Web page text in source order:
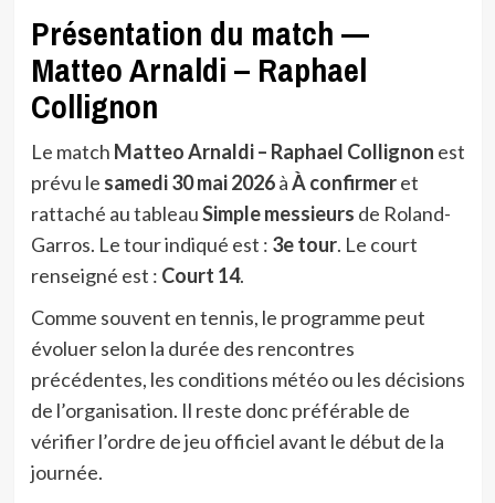
Présentation du match —
Matteo Arnaldi – Raphael
Collignon
Le match Matteo Arnaldi – Raphael Collignon est
prévu le samedi 30 mai 2026àÀ confirmeret
rattaché au tableauSimple messieurs de Roland-
Garros. Le tour indiqué est : 3e tour. Le court
renseigné est : Court 14.
Comme souvent en tennis, le programme peut
évoluer selon la durée des rencontres
précédentes, les conditions météo ou les décisions
de l’organisation. Il reste donc préférable de
vérifier l’ordre de jeu officiel avant le début de la
journée.